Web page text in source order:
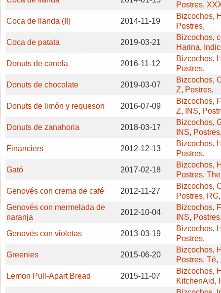
Postres,
Coca de llanda (II)
2014-11-19
Bizcochos,
Postres,
Coca de patata
2019-03-21
Bizcochos,
Harina,
Donuts de canela
2016-11-12
Bizcochos,
Postres,
Donuts de chocolate
2019-03-07
Bizcochos,
Z, Postres,
Donuts de limón y requeson
2016-07-09
Bizcochos,
Z, INS,
Donuts de zanahoria
2018-03-17
Bizcochos,
INS, Postres
Financiers
2012-12-13
Bizcochos,
Postres,
Gató
2017-02-18
Bizcochos,
Postres,
Genovés con crema de café
2012-11-27
Bizcochos,
Postres, RG
Genovés con mermelada de
naranja
2012-10-04
Bizcochos,
INS, Postres
Genovés con violetas
2013-03-19
Bizcochos,
Postres,
Greenies
2015-06-20
Bizcochos,
Postres, Té,
Lemon Pull-Apart Bread
2015-11-07
Bizcochos,
KitchenAid,